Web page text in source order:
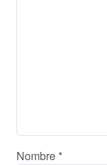
Nombre *